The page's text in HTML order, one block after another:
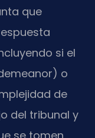
que
si el
o
de
del tribunal y
se tomen